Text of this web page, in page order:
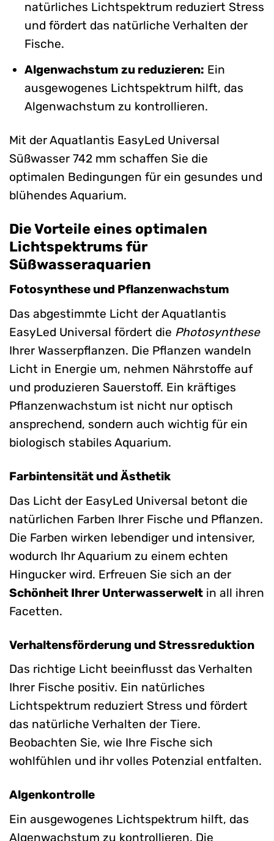
natürliches Lichtspektrum reduziert Stress
und fördert das natürliche Verhalten der
Fische.
Algenwachstum zu reduzieren: Ein
ausgewogenes Lichtspektrum hilft, das
Algenwachstum zu kontrollieren.
Mit der Aquatlantis EasyLed Universal
Süßwasser 742 mm schaffen Sie die
optimalen Bedingungen für ein gesundes und
blühendes Aquarium.
Die Vorteile eines optimalen
Lichtspektrums für
Süßwasseraquarien
Fotosynthese und Pflanzenwachstum
Das abgestimmte Licht der Aquatlantis
EasyLed Universal fördert die Photosynthese
Ihrer Wasserpflanzen. Die Pflanzen wandeln
Licht in Energie um, nehmen Nährstoffe auf
und produzieren Sauerstoff. Ein kräftiges
Pflanzenwachstum ist nicht nur optisch
ansprechend, sondern auch wichtig für ein
biologisch stabiles Aquarium.
Farbintensität und Ästhetik
Das Licht der EasyLed Universal betont die
natürlichen Farben Ihrer Fische und Pflanzen.
Die Farben wirken lebendiger und intensiver,
wodurch Ihr Aquarium zu einem echten
Hingucker wird. Erfreuen Sie sich an der
Schönheit Ihrer Unterwasserwelt in all ihren
Facetten.
Verhaltensförderung und Stressreduktion
Das richtige Licht beeinflusst das Verhalten
Ihrer Fische positiv. Ein natürliches
Lichtspektrum reduziert Stress und fördert
das natürliche Verhalten der Tiere.
Beobachten Sie, wie Ihre Fische sich
wohlfühlen und ihr volles Potenzial entfalten.
Algenkontrolle
Ein ausgewogenes Lichtspektrum hilft, das
Algenwachstum zu kontrollieren. Die